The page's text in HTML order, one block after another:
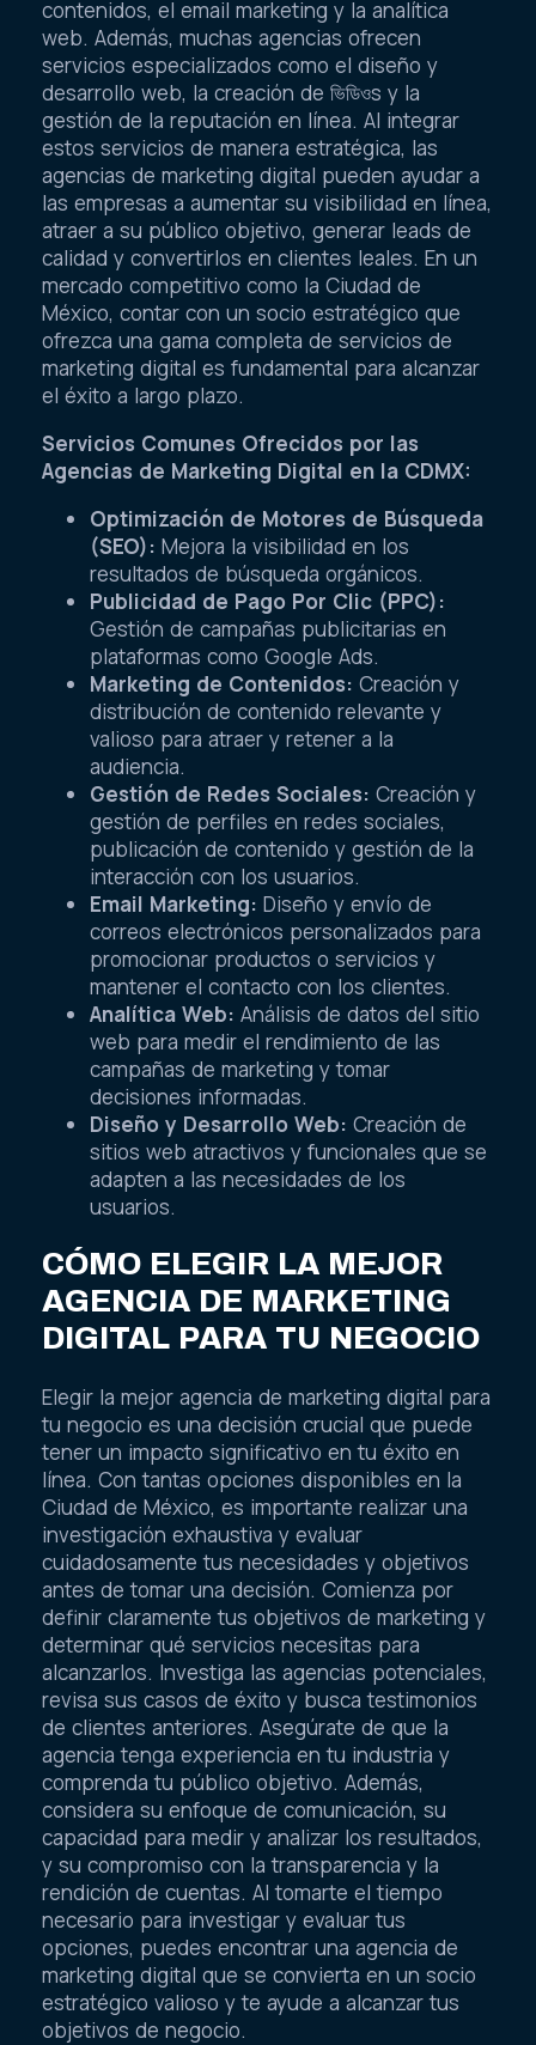
contenidos, el email marketing y la analítica
web. Además, muchas agencias ofrecen
servicios especializados como el diseño y
desarrollo web, la creación de ভিডিওs y la
gestión de la reputación en línea. Al integrar
estos servicios de manera estratégica, las
agencias de marketing digital pueden ayudar a
las empresas a aumentar su visibilidad en línea,
atraer a su público objetivo, generar leads de
calidad y convertirlos en clientes leales. En un
mercado competitivo como la Ciudad de
México, contar con un socio estratégico que
ofrezca una gama completa de servicios de
marketing digital es fundamental para alcanzar
el éxito a largo plazo.
Servicios Comunes Ofrecidos por las
Agencias de Marketing Digital en la CDMX:
Optimización de Motores de Búsqueda
(SEO): Mejora la visibilidad en los
resultados de búsqueda orgánicos.
Publicidad de Pago Por Clic (PPC):
Gestión de campañas publicitarias en
plataformas como Google Ads.
Marketing de Contenidos: Creación y
distribución de contenido relevante y
valioso para atraer y retener a la
audiencia.
Gestión de Redes Sociales: Creación y
gestión de perfiles en redes sociales,
publicación de contenido y gestión de la
interacción con los usuarios.
Email Marketing: Diseño y envío de
correos electrónicos personalizados para
promocionar productos o servicios y
mantener el contacto con los clientes.
Analítica Web: Análisis de datos del sitio
web para medir el rendimiento de las
campañas de marketing y tomar
decisiones informadas.
Diseño y Desarrollo Web: Creación de
sitios web atractivos y funcionales que se
adapten a las necesidades de los
usuarios.
CÓMO ELEGIR LA MEJOR
AGENCIA DE MARKETING
DIGITAL PARA TU NEGOCIO
Elegir la mejor agencia de marketing digital para
tu negocio es una decisión crucial que puede
tener un impacto significativo en tu éxito en
línea. Con tantas opciones disponibles en la
Ciudad de México, es importante realizar una
investigación exhaustiva y evaluar
cuidadosamente tus necesidades y objetivos
antes de tomar una decisión. Comienza por
definir claramente tus objetivos de marketing y
determinar qué servicios necesitas para
alcanzarlos. Investiga las agencias potenciales,
revisa sus casos de éxito y busca testimonios
de clientes anteriores. Asegúrate de que la
agencia tenga experiencia en tu industria y
comprenda tu público objetivo. Además,
considera su enfoque de comunicación, su
capacidad para medir y analizar los resultados,
y su compromiso con la transparencia y la
rendición de cuentas. Al tomarte el tiempo
necesario para investigar y evaluar tus
opciones, puedes encontrar una agencia de
marketing digital que se convierta en un socio
estratégico valioso y te ayude a alcanzar tus
objetivos de negocio.